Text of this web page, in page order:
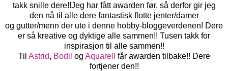
takk snille dere!!Jeg har fått awarden før, så derfor gir jeg
den nå til alle dere fantastisk flotte jenter/damer
og gutter/menn der ute i denne hobby-bloggeverdenen! Dere
er så kreative og dyktige alle sammen!! Tusen takk for
inspirasjon til alle sammen!!
Til Astrid, Bodil og Aquarell
får awarden tilbake!! Dere
fortjener den!!